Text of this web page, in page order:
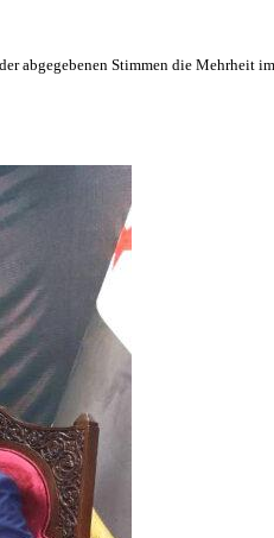
abgegebenen Stimmen die Mehrheit